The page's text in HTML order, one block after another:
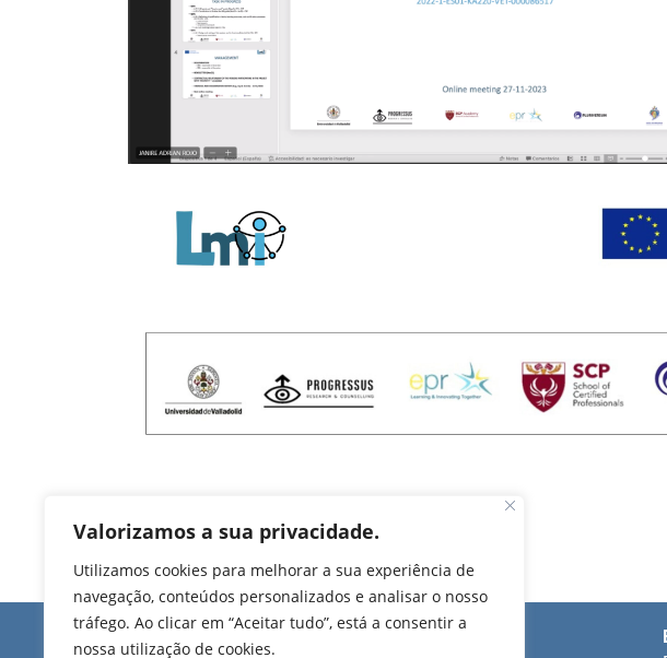
Valorizamos a sua privacidade.
Utilizamos cookies para melhorar a sua experiência de
navegação, conteúdos personalizados e analisar o nosso
tráfego. Ao clicar em “Aceitar tudo”, está a consentir a
nossa utilização de cookies.
Edifício de Jovim